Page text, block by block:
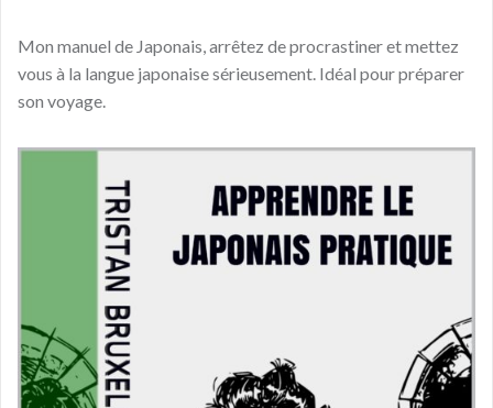
Mon manuel de Japonais, arrêtez de procrastiner et mettez
vous à la langue japonaise sérieusement. Idéal pour préparer
son voyage.